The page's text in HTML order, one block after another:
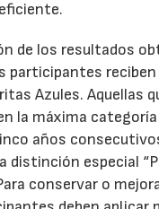
de los resultados
participantes reciben
Azules. Aquellas
la máxima
años
distinción especial
conservar o